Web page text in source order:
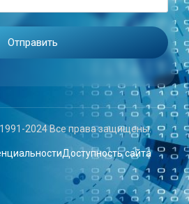
2024 Все права защищены.
Доступность сайта